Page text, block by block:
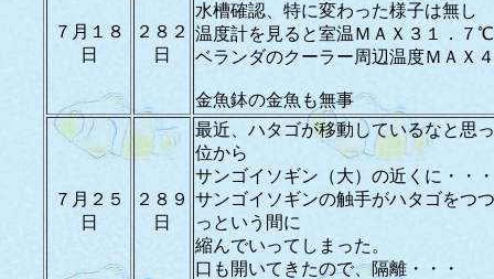
７月１８
日
２８２
日
水槽確認、特に変わった様子は無し
温度計を見ると室温ＭＡＸ３１．７℃
ベランダのクーラー周辺温度ＭＡＸ
金魚鉢の金魚も無事
７月２５
日
２８９
日
最近、ハタゴが移動しているなと思
位から
サンゴイソギン（大）の近くに・・・
サンゴイソギンの触手がハタゴをつ
っという間に
縮んでいってしまった。
口も開いてきたので、隔離・・・